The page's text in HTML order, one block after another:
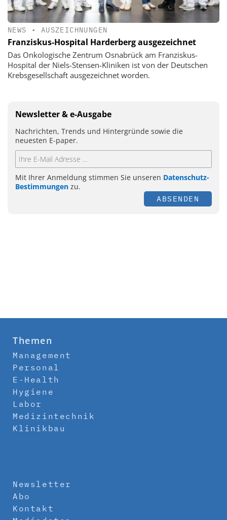
NEWS • AUSZEICHNUNGEN
Franziskus-Hospital Harderberg ausgezeichnet
Das Onkologische Zentrum Osnabrück am Franziskus-
Hospital der Niels-Stensen-Kliniken ist von der Deutschen
Krebsgesellschaft ausgezeichnet worden.
Newsletter & e-Ausgabe
Nachrichten, Trends und Hintergründe sowie die
neuesten E-paper.
Mit Ihrer Anmeldung stimmen Sie unseren Datenschutz-
Bestimmungen zu.
ABSENDEN
Themen
Management
Personal
E-Health
Hygiene
Labor
Medizintechnik
Klinikbau
Newsletter
Abo
Kontakt